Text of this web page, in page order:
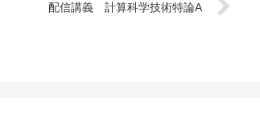
配信講義 計算科学技術特論A